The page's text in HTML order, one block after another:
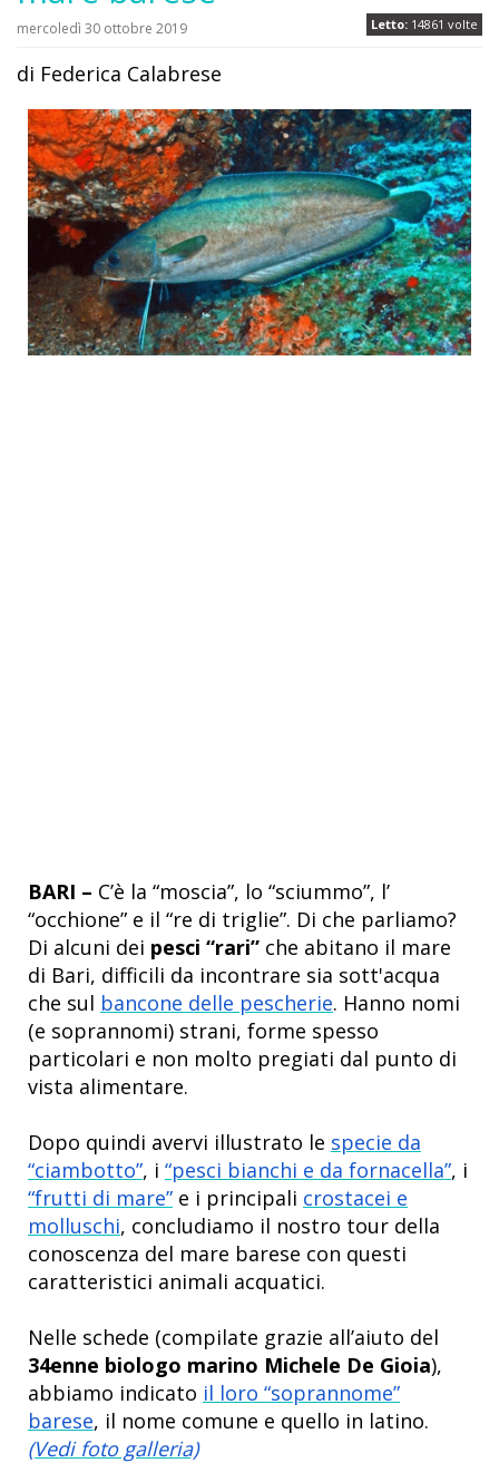
Letto: 14861 volte
mercoledì 30 ottobre 2019
di Federica Calabrese
BARI – C’è la “moscia”, lo “sciummo”, l’
“occhione” e il “re di triglie”. Di che parliamo?
Di alcuni dei pesci “rari” che abitano il mare
di Bari, difficili da incontrare sia sott'acqua
che sul bancone delle pescherie. Hanno nomi
(e soprannomi) strani, forme spesso
particolari e non molto pregiati dal punto di
vista alimentare.
Dopo quindi avervi illustrato le specie da
“ciambotto”, i “pesci bianchi e da fornacella”, i
“frutti di mare” e i principali crostacei e
molluschi, concludiamo il nostro tour della
conoscenza del mare barese con questi
caratteristici animali acquatici.
Nelle schede (compilate grazie all’aiuto del
34enne biologo marino Michele De Gioia),
abbiamo indicato il loro “soprannome”
barese, il nome comune e quello in latino.
(Vedi foto galleria)